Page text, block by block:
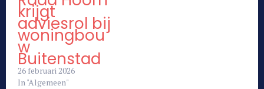
krijgt
adviesrol bij
woningbou
w
Buitenstad
26 februari 2026
In "Algemeen"